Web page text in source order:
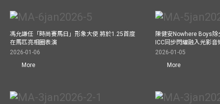
馮允謙任「時尚賽馬日」形象大使 將於1.25首度
在馬匹亮相圈表演
2026-01-06
More
陳健安Nowhere Boys
ICC同步閃耀融入光影音
2026-01-05
More